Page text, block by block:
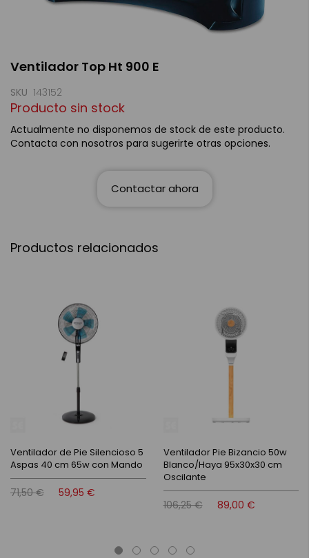
Ventilador Top Ht 900 E
SKU 143152
Producto sin stock
Actualmente no disponemos de stock de este producto.
Contacta con nosotros para sugerirte otras opciones.
Contactar ahora
al
de
la
galería
de
imágenes
Productos relacionados
Ventilador de Pie Silencioso 5
Aspas 40 cm 65w con Mando
71,50 € 59,95 €
Ventilador Pie Bizancio 50w
Blanco/Haya 95x30x30 cm
Oscilante
106,25 € 89,00 €